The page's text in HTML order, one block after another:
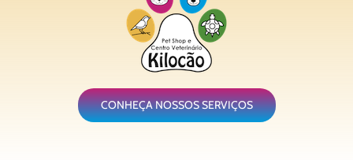
CONHEÇA NOSSOS SERVIÇOS